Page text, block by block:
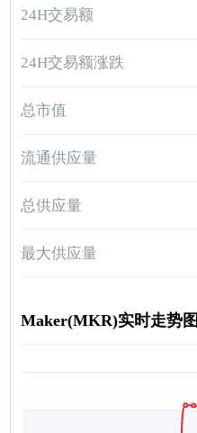
24H交易额
24H交易额涨跌
总市值
流通供应量
总供应量
最大供应量
Maker(MKR)实时走势图